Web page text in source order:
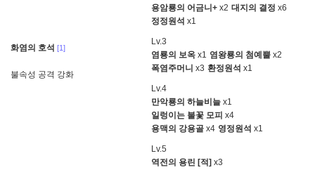
화염의 호석 [1]
불속성 공격 강화
용암룡의 어금니+ x2 대지의 결정 x6
정정원석 x1
Lv.3
염룡의 보옥 x1 염왕룡의 첨예뿔 x2
폭염주머니 x3 환정원석 x1
Lv.4
만악룡의 하늘비늘 x1
일렁이는 불꽃 모피 x4
용맥의 강용골 x4 영정원석 x1
Lv.5
역전의 용린 [적] x3